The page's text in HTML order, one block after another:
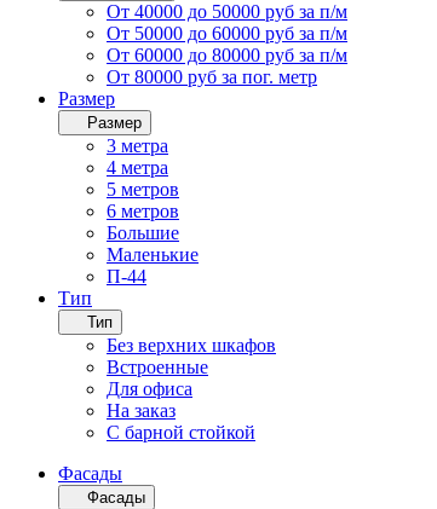
От 40000 до 50000 руб за п/м
От 50000 до 60000 руб за п/м
От 60000 до 80000 руб за п/м
От 80000 руб за пог. метр
Размер
Размер
3 метра
4 метра
5 метров
6 метров
Большие
Маленькие
П-44
Тип
Тип
Без верхних шкафов
Встроенные
Для офиса
На заказ
С барной стойкой
Фасады
Фасады